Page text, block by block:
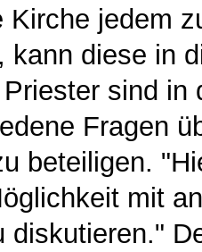
Kirche jedem
kann diese in
sind in
Fragen
beteiligen.
mit
diskutieren."